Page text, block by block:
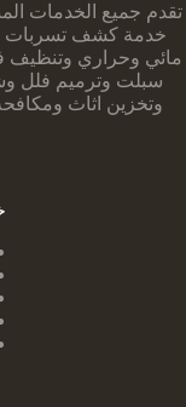
تقدم جميع الخدمات
خدمة كشف تسربات
مائي وحراري
سبلت وترميم فلل
وتخزين اثاث